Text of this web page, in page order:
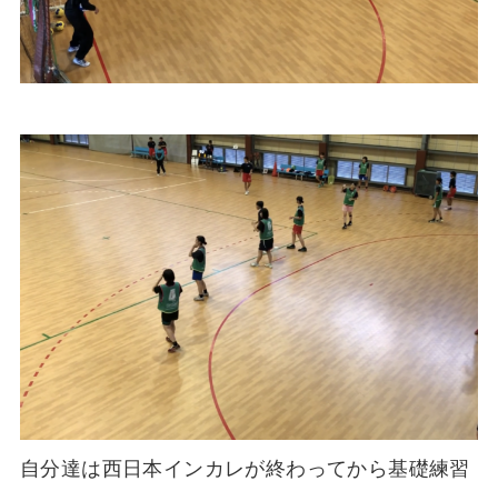
自分達は西日本インカレが終わってから基礎練習